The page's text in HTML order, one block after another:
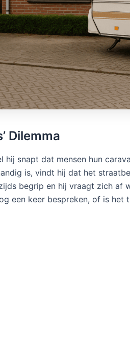
Dilemma
hij snapt dat mensen hun
is, vindt hij dat het
begrip en hij vraagt zich af
een keer bespreken, of is het